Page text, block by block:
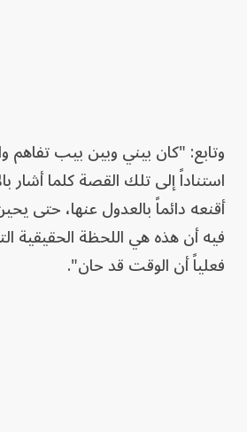
وتابع: "كان بيني وبين بيب تفاهم
استناداً إلى تلك القصة كلما أشار
أقنعه دائماً بالعدول عنها، حتى
فيه أن هذه هي اللحظة الحقيقية
فعلياً أن الوقت قد حان".